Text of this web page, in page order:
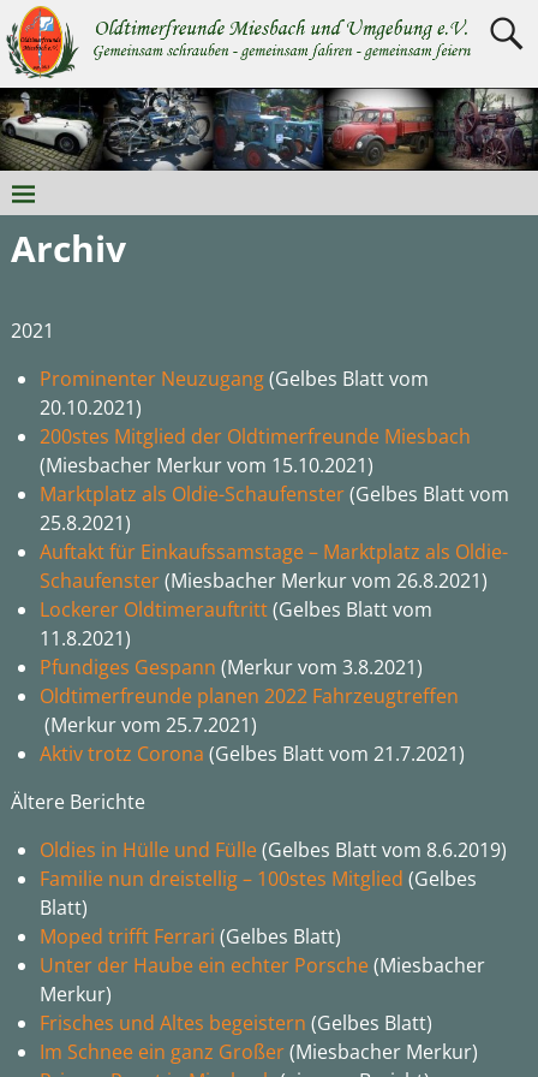
Archiv
2021
Prominenter Neuzugang(Gelbes Blatt vom
20.10.2021)
200stes Mitglied der Oldtimerfreunde Miesbach
(Miesbacher Merkur vom 15.10.2021)
Marktplatz als Oldie-Schaufenster(Gelbes Blatt vom
25.8.2021)
Auftakt für Einkaufssamstage – Marktplatz als Oldie-
Schaufenster(Miesbacher Merkur vom 26.8.2021)
Lockerer Oldtimerauftritt(Gelbes Blatt vom
11.8.2021)
Pfundiges Gespann (Merkur vom 3.8.2021)
Oldtimerfreunde planen 2022 Fahrzeugtreffen
(Merkur vom 25.7.2021)
Aktiv trotz Corona (Gelbes Blatt vom 21.7.2021)
Ältere Berichte
Oldies in Hülle und Fülle(Gelbes Blatt vom 8.6.2019)
Familie nun dreistellig – 100stes Mitglied (Gelbes
Blatt)
Moped trifft Ferrari (Gelbes Blatt)
Unter der Haube ein echter Porsche(Miesbacher
Merkur)
Frisches und Altes begeistern (Gelbes Blatt)
Im Schnee ein ganz Großer(Miesbacher Merkur)